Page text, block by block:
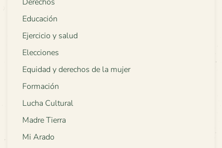
Educación
Ejercicio y salud
Elecciones
Equidad y derechos de la mujer
Formación
Lucha Cultural
Madre Tierra
Mi Arado